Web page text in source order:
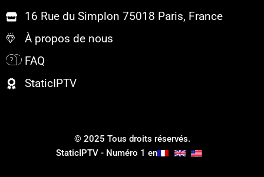
16 Rue du Simplon 75018 Paris, France
À propos de nous
FAQ
StaticIPTV
© 2025 Tous droits réservés.
StaticIPTV - Numéro 1 en